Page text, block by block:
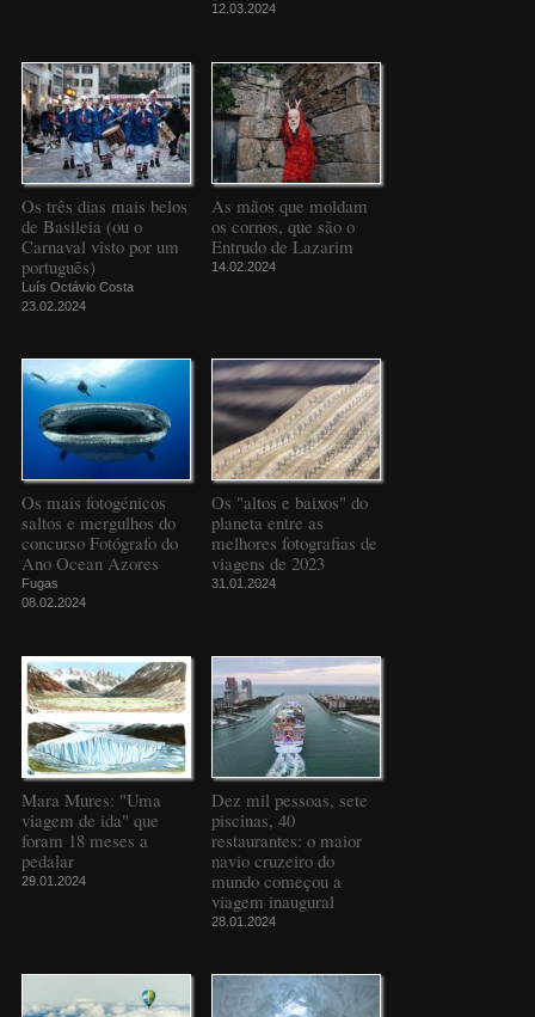
12.03.2024
Os três dias mais belos
de Basileia (ou o
Carnaval visto por um
português)
Luís Octávio Costa
23.02.2024
As mãos que moldam
os cornos, que são o
Entrudo de Lazarim
14.02.2024
Os mais fotogénicos
saltos e mergulhos do
concurso Fotógrafo do
Ano Ocean Azores
Fugas
08.02.2024
Os "altos e baixos" do
planeta entre as
melhores fotografias de
viagens de 2023
31.01.2024
Mara Mures: "Uma
viagem de ida" que
foram 18 meses a
pedalar
29.01.2024
Dez mil pessoas, sete
piscinas, 40
restaurantes: o maior
navio cruzeiro do
mundo começou a
viagem inaugural
28.01.2024